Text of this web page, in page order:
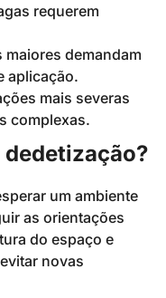
requerem
maiores demandam
aplicação.
mais severas
complexas.
dedetização?
um ambiente
as orientações
do espaço e
novas